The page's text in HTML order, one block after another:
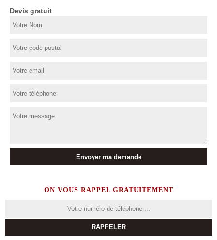
Devis gratuit
ON VOUS RAPPEL GRATUITEMENT